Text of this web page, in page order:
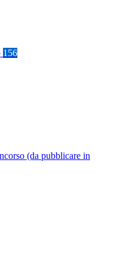
156
(da pubblicare in